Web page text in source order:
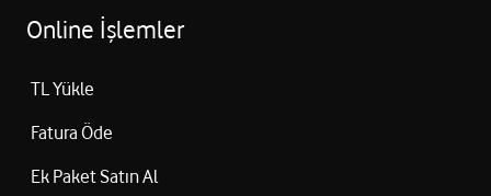
Online İşlemler
TL Yükle
Fatura Öde
Ek Paket Satın Al